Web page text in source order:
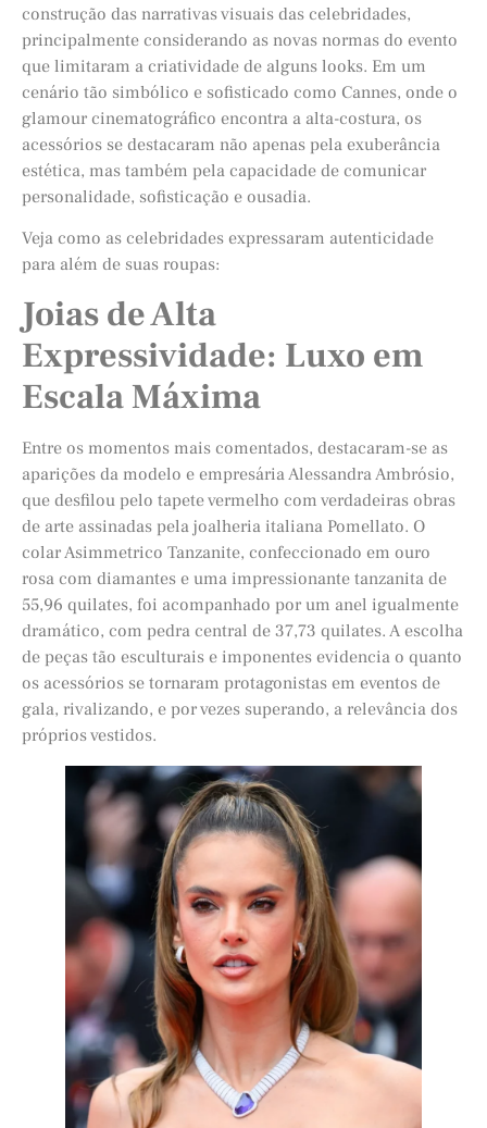
construção das narrativas visuais das celebridades,
principalmente considerando as novas normas do evento
que limitaram a criatividade de alguns looks. Em um
cenário tão simbólico e sofisticado como Cannes, onde o
glamour cinematográfico encontra a alta-costura, os
acessórios se destacaram não apenas pela exuberância
estética, mas também pela capacidade de comunicar
personalidade, sofisticação e ousadia.
Veja como as celebridades expressaram autenticidade
para além de suas roupas:
Joias de Alta
Expressividade: Luxo em
Escala Máxima
Entre os momentos mais comentados, destacaram-se as
aparições da modelo e empresária Alessandra Ambrósio,
que desfilou pelo tapete vermelho com verdadeiras obras
de arte assinadas pela joalheria italiana Pomellato. O
colar Asimmetrico Tanzanite, confeccionado em ouro
rosa com diamantes e uma impressionante tanzanita de
55,96 quilates, foi acompanhado por um anel igualmente
dramático, com pedra central de 37,73 quilates. A escolha
de peças tão esculturais e imponentes evidencia o quanto
os acessórios se tornaram protagonistas em eventos de
gala, rivalizando, e por vezes superando, a relevância dos
próprios vestidos.